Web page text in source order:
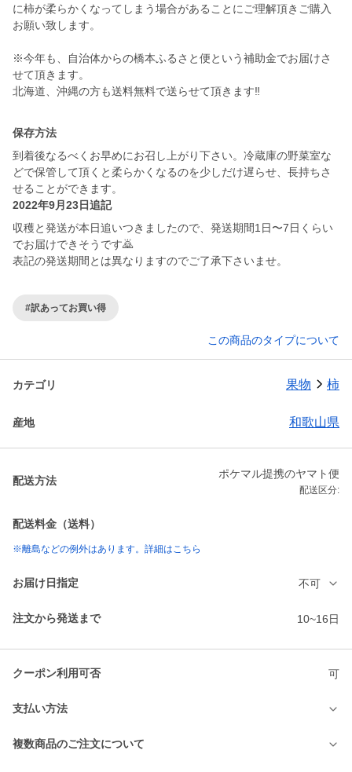
に柿が柔らかくなってしまう場合があることにご理解頂きご購入
お願い致します。
※今年も、自治体からの橋本ふるさと便という補助金でお届けさ
せて頂きます。
保存方法
到着後なるべくお早めにお召し上がり下さい。冷蔵庫の野菜室な
どで保管して頂くと柔らかくなるのを少しだけ遅らせ、長持ちさ
せることができます。
2022年9月23日追記
収穫と発送が本日追いつきましたので、発送期間1日〜7日くらい
でお届けできそうです🙇
表記の発送期間とは異なりますのでご了承下さいませ。
#訳あってお買い得
この商品のタイプについて
カテゴリ 果物 柿
産地 和歌山県
配送方法
ポケマル提携のヤマト便
配送区分:
配送料金（送料）
※離島などの例外はあります。詳細はこちら
お届け日指定 不可
注文から発送まで 10~16日
クーポン利用可否 可
支払い方法
複数商品のご注文について